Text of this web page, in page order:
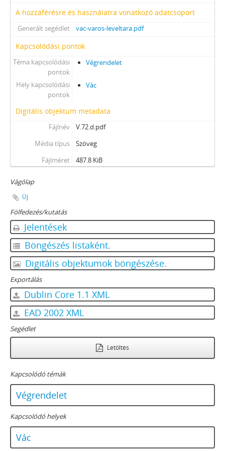
[fondfőcsoport] XXX - SZÖVETKEZETEK, 1949–2015
[fondfőcsoport] XXXVII - MEGYEI JOGÚ VÁROSI, VÁROSI ÉS KÖZSÉGI ÖNKORMÁNYZATOK, 1989–2014
A hozzáférésre és használatra vonatkozó adatcsoport
Generált segédlet vac-varos-leveltara.pdf
Kapcsolódási pontok
Téma kapcsolódási
pontok
Végrendelet
Hely kapcsolódási
pontok
Vác
Digitális objektum metadata
Fájlnév
V.72.d.pdf
Média típus
Szöveg
Fájlméret
487.8 KiB
Vágólap
Új
Fölfedezés/kutatás
Jelentések
Böngészés listaként.
Digitális objektumok böngészése.
Exportálás
Dublin Core 1.1 XML
EAD 2002 XML
Segédlet
Letöltés
Kapcsolódó témák
Végrendelet
Kapcsolódó helyek
Vác